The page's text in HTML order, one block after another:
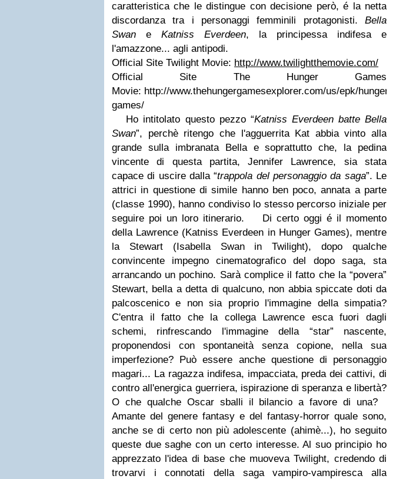
caratteristica che le distingue con decisione però, é la netta
discordanza tra i personaggi femminili protagonisti. Bella
Swan e Katniss Everdeen, la principessa indifesa e
l'amazzone... agli antipodi.
Official Site Twilight Movie: http://www.twilightthemovie.com/
Official Site The Hunger Games
Movie: http://www.thehungergamesexplorer.com/us/epk/hunger-
games/
Ho intitolato questo pezzo “Katniss Everdeen batte Bella
Swan”, perchè ritengo che l'agguerrita Kat abbia vinto alla
grande sulla imbranata Bella e soprattutto che, la pedina
vincente di questa partita, Jennifer Lawrence, sia stata
capace di uscire dalla “trappola del personaggio da saga”. Le
attrici in questione di simile hanno ben poco, annata a parte
(classe 1990), hanno condiviso lo stesso percorso iniziale per
seguire poi un loro itinerario.
Di certo oggi é il momento
della Lawrence (Katniss Everdeen in Hunger Games), mentre
la Stewart (Isabella Swan in Twilight), dopo qualche
convincente impegno cinematografico del dopo saga, sta
arrancando un pochino. Sarà complice il fatto che la “povera”
Stewart, bella a detta di qualcuno, non abbia spiccate doti da
palcoscenico e non sia proprio l'immagine della simpatia?
C'entra il fatto che la collega Lawrence esca fuori dagli
schemi, rinfrescando l'immagine della “star” nascente,
proponendosi con spontaneità senza copione, nella sua
imperfezione? Può essere anche questione di personaggio
magari... La ragazza indifesa, impacciata, preda dei cattivi, di
contro all'energica guerriera, ispirazione di speranza e libertà?
O che qualche Oscar sballi il bilancio a favore di una?
Amante del genere fantasy e del fantasy-horror quale sono,
anche se di certo non più adolescente (ahimè...), ho seguito
queste due saghe con un certo interesse. Al suo principio ho
apprezzato l'idea di base che muoveva Twilight, credendo di
trovarvi i connotati della saga vampiro-vampiresca alla